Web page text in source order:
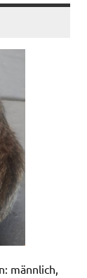
männlich,